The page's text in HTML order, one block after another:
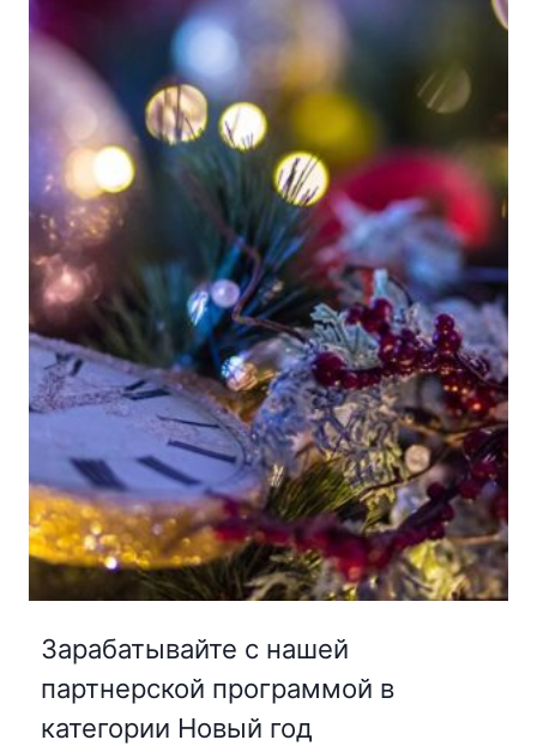
Зарабатывайте с нашей
партнерской программой в
категории Новый год